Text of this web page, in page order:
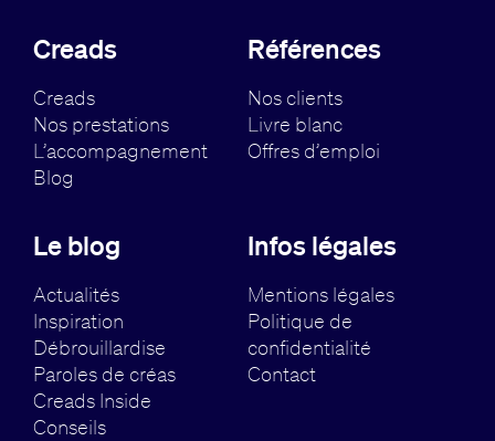
Creads
Creads
Nos prestations
L’accompagnement
Blog
Références
Nos clients
Livre blanc
Offres d’emploi
Le blog
Actualités
Inspiration
Débrouillardise
Paroles de créas
Creads Inside
Conseils
Infos légales
Mentions légales
Politique de
confidentialité
Contact